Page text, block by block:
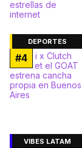
DEPORTES
#4
VIBES LATAM